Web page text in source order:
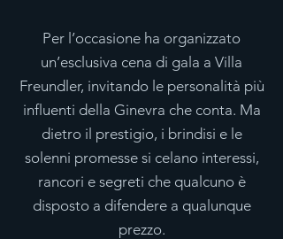
Per l’occasione ha organizzato
un’esclusiva cena di gala a Villa
Freundler, invitando le personalità più
influenti della Ginevra che conta. Ma
dietro il prestigio, i brindisi e le
solenni promesse si celano interessi,
rancori e segreti che qualcuno è
disposto a difendere a qualunque
prezzo.